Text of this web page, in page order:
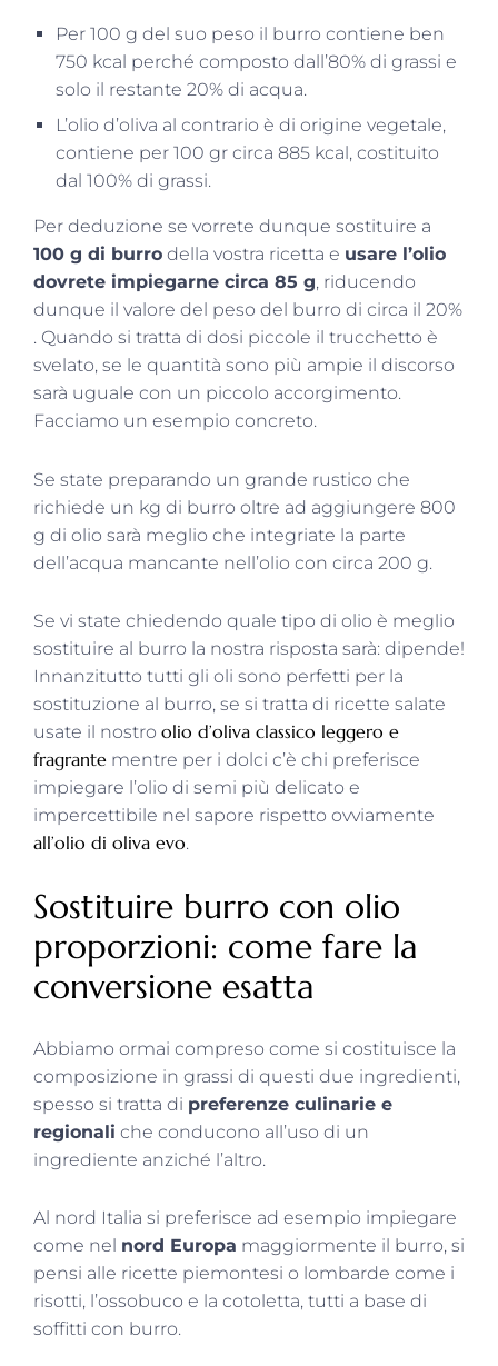
Per 100 g del suo peso il burro contiene ben
750 kcal perché composto dall’80% di grassi e
solo il restante 20% di acqua.
L’olio d’oliva al contrario è di origine vegetale,
contiene per 100 gr circa 885 kcal, costituito
dal 100% di grassi.
Per deduzione se vorrete dunque sostituire a
100 g di burro della vostra ricetta e usare l’olio
dovrete impiegarne circa 85 g, riducendo
dunque il valore del peso del burro di circa il 20%
. Quando si tratta di dosi piccole il trucchetto è
svelato, se le quantità sono più ampie il discorso
sarà uguale con un piccolo accorgimento.
Facciamo un esempio concreto.
Se state preparando un grande rustico che
richiede un kg di burro oltre ad aggiungere 800
g di olio sarà meglio che integriate la parte
dell’acqua mancante nell’olio con circa 200 g.
Se vi state chiedendo quale tipo di olio è meglio
sostituire al burro la nostra risposta sarà: dipende!
Innanzitutto tutti gli oli sono perfetti per la
sostituzione al burro, se si tratta di ricette salate
usate il nostro olio d’oliva classico leggero e
fragrante mentre per i dolci c’è chi preferisce
impiegare l’olio di semi più delicato e
impercettibile nel sapore rispetto ovviamente
all’olio di oliva evo.
Sostituire burro con olio
proporzioni: come fare la
conversione esatta
Abbiamo ormai compreso come si costituisce la
composizione in grassi di questi due ingredienti,
spesso si tratta di preferenze culinarie e
regionali che conducono all’uso di un
ingrediente anziché l’altro.
Al nord Italia si preferisce ad esempio impiegare
come nel nord Europa maggiormente il burro, si
pensi alle ricette piemontesi o lombarde come i
risotti, l’ossobuco e la cotoletta, tutti a base di
soffitti con burro.